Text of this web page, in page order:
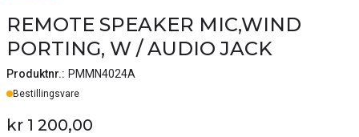
REMOTE SPEAKER MIC,WIND
PORTING, W / AUDIO JACK
Produktnr.: PMMN4024A
Lager
Bestillingsvare
kr 1 200,00